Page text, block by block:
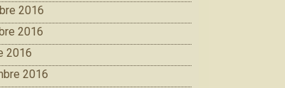
2016
2016
2016
2016